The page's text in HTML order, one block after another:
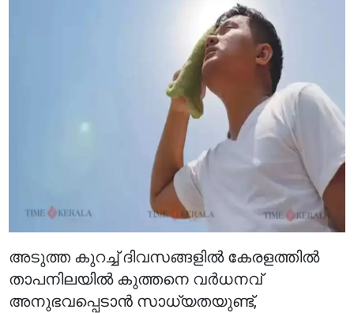
അടുത്ത കുറച്ച് ദിവസങ്ങളിൽ കേരളത്തിൽ
താപനിലയിൽ കുത്തനെ വർധനവ്
അനുഭവപ്പെടാൻ സാധ്യതയുണ്ട്,